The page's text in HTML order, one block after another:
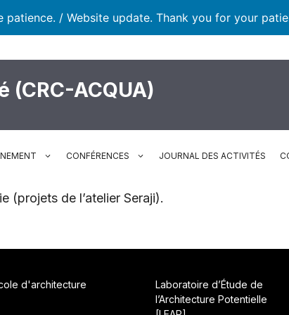
/ Website update. Thank you for your
ACQUA)
CONFÉRENCES JOURNAL DES ACTIVITÉS
(projets de l’atelier Seraji).
d'architecture
Laboratoire d’Étude de
l’Architecture Potentielle